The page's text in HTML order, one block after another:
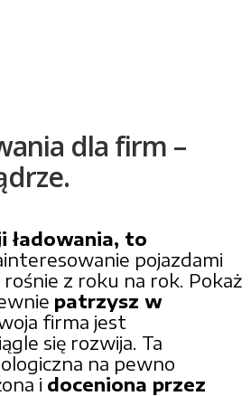
dla firm –
ładowania, to
pojazdami
z roku na rok. Pokaż
patrzysz w
firma jest
się rozwija. Ta
na pewno
i doceniona przez